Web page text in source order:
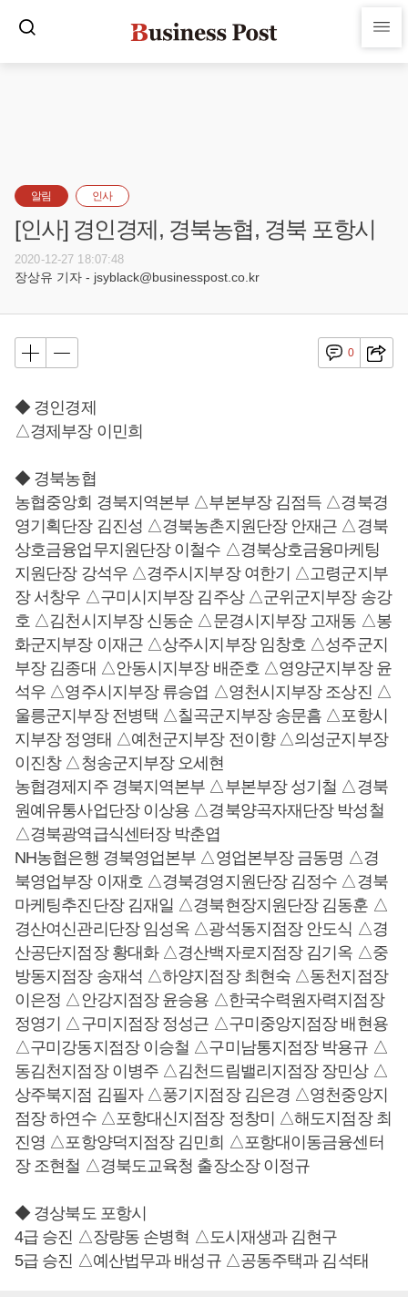
알림 인사
[인사] 경인경제, 경북농협, 경북 포항시
2020-12-27 18:07:48
장상유 기자 - jsyblack@businesspost.co.kr
0
◆ 경인경제
△경제부장 이민희
◆ 경북농협
농협중앙회 경북지역본부 △부본부장 김점득 △경북경
영기획단장 김진성 △경북농촌지원단장 안재근 △경북
상호금융업무지원단장 이철수 △경북상호금융마케팅
지원단장 강석우 △경주시지부장 여한기 △고령군지부
장 서창우 △구미시지부장 김주상 △군위군지부장 송강
호 △김천시지부장 신동순 △문경시지부장 고재동 △봉
화군지부장 이재근 △상주시지부장 임창호 △성주군지
부장 김종대 △안동시지부장 배준호 △영양군지부장 윤
석우 △영주시지부장 류승엽 △영천시지부장 조상진 △
울릉군지부장 전병택 △칠곡군지부장 송문흠 △포항시
지부장 정영태 △예천군지부장 전이향 △의성군지부장
이진창 △청송군지부장 오세현
농협경제지주 경북지역본부 △부본부장 성기철 △경북
원예유통사업단장 이상용 △경북양곡자재단장 박성철
△경북광역급식센터장 박춘엽
NH농협은행 경북영업본부 △영업본부장 금동명 △경
북영업부장 이재호 △경북경영지원단장 김정수 △경북
마케팅추진단장 김재일 △경북현장지원단장 김동훈 △
경산여신관리단장 임성옥 △광석동지점장 안도식 △경
산공단지점장 황대화 △경산백자로지점장 김기옥 △중
방동지점장 송재석 △하양지점장 최현숙 △동천지점장
이은정 △안강지점장 윤승용 △한국수력원자력지점장
정영기 △구미지점장 정성근 △구미중앙지점장 배현용
△구미강동지점장 이승철 △구미남통지점장 박용규 △
동김천지점장 이병주 △김천드림밸리지점장 장민상 △
상주북지점 김필자 △풍기지점장 김은경 △영천중앙지
점장 하연수 △포항대신지점장 정창미 △해도지점장 최
진영 △포항양덕지점장 김민희 △포항대이동금융센터
장 조현철 △경북도교육청 출장소장 이정규
◆ 경상북도 포항시
4급 승진 △장량동 손병혁 △도시재생과 김현구
5급 승진 △예산법무과 배성규 △공동주택과 김석태